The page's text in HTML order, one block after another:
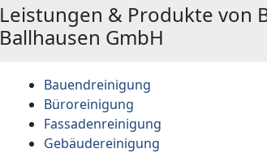
Leistungen & Produkte von
Ballhausen GmbH
Bauendreinigung
Büroreinigung
Fassadenreinigung
Gebäudereinigung